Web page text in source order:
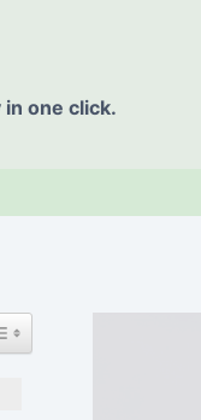
one click.
TOGGLE TABLE OF CONTENT